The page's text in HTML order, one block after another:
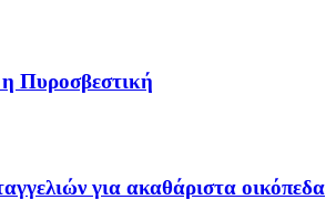
η Πυροσβεστική
για ακαθάριστα οικόπεδα